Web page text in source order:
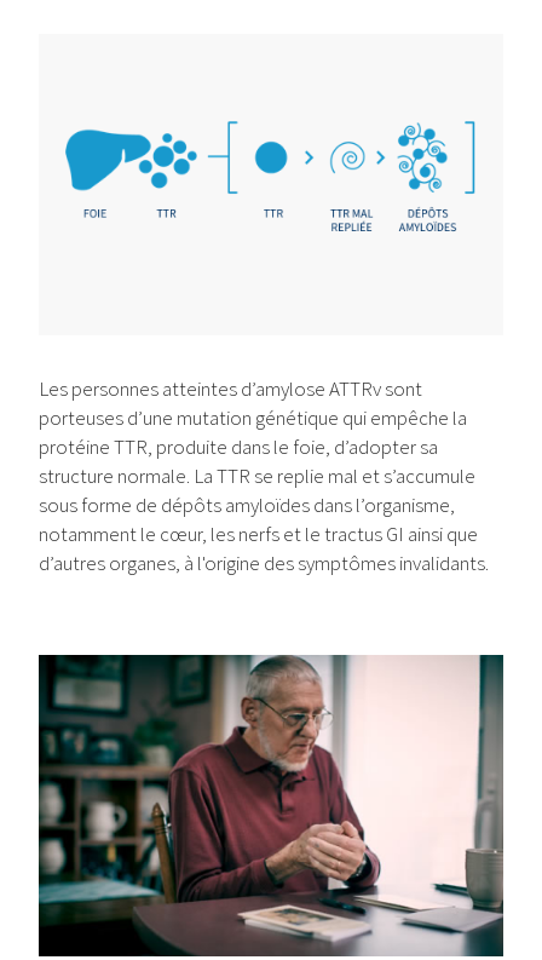
Les personnes atteintes d’amylose ATTRv sont
porteuses d’une mutation génétique qui empêche la
protéine TTR, produite dans le foie, d’adopter sa
structure normale. La TTR se replie mal et s’accumule
sous forme de dépôts amyloïdes dans l’organisme,
notamment le cœur, les nerfs et le tractus GI ainsi que
d’autres organes, à l'origine des symptômes invalidants.